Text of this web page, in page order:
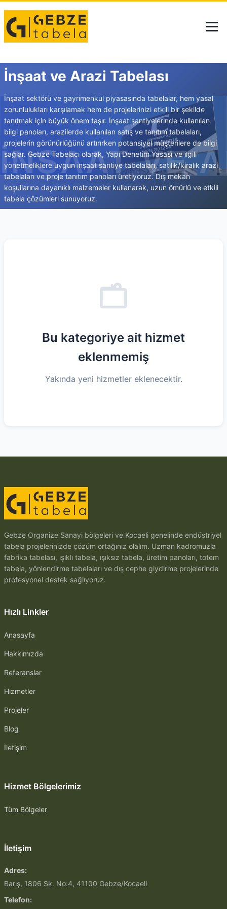
İnşaat ve Arazi Tabelası
İnşaat sektörü ve gayrimenkul piyasasında tabelalar, hem yasal
zorunlulukları karşılamak hem de projelerinizi etkili bir şekilde
tanıtmak için büyük önem taşır. İnşaat şantiyelerinde kullanılan
bilgi panoları, arazilerde kullanılan satış ve tanıtım tabelaları,
projelerin görünürlüğünü artırırken potansiyel müşterilere de bilgi
sağlar. Gebze Tabelacı olarak, Yapı Denetim Yasası ve ilgili
yönetmeliklere uygun inşaat şantiye tabelaları, satılık/kiralık arazi
tabelaları ve proje tanıtım panoları üretiyoruz. Dış mekan
koşullarına dayanıklı malzemeler kullanarak, uzun ömürlü ve etkili
tabela çözümleri sunuyoruz.
Bu kategoriye ait hizmet
eklenmemiş
Yakında yeni hizmetler eklenecektir.
Gebze Organize Sanayi bölgeleri ve Kocaeli genelinde endüstriyel
tabela projelerinizde çözüm ortağınız olalım. Uzman kadromuzla
fabrika tabelası, ışıklı tabela, ışıksız tabela, üretim panoları, totem
tabela, yönlendirme tabelaları ve dış cephe giydirme projelerinde
profesyonel destek sağlıyoruz.
Hızlı Linkler
Anasayfa
Hakkımızda
Referanslar
Hizmetler
Projeler
Blog
İletişim
Hizmet Bölgelerimiz
Tüm Bölgeler
İletişim
Adres:
Barış, 1806 Sk. No:4, 41100 Gebze/Kocaeli
Telefon: